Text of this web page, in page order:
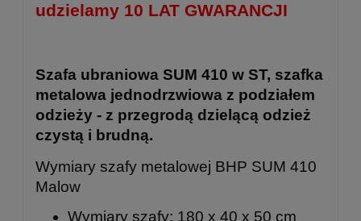
udzielamy 10 LAT GWARANCJI
Szafa ubraniowa SUM 410 w ST, szafka
metalowa jednodrzwiowa z podziałem
odzieży - z przegrodą dzielącą odzież
czystą i brudną.
Wymiary szafy metalowej BHP SUM 410
Malow
Wymiary szafy: 180 x 40 x 50 cm